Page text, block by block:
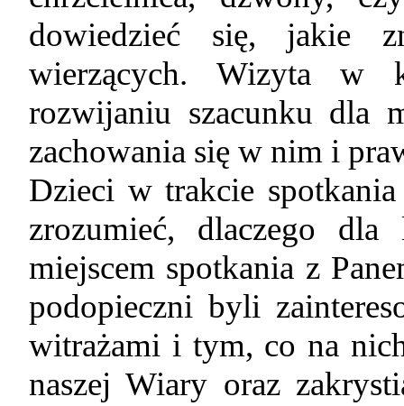
dowiedzieć się, jakie
wierzących. Wizyta w
rozwijaniu szacunku dla
zachowania się w nim i
Dzieci w trakcie
zrozumieć, dlaczego
miejscem spotkania z
podopieczni byli
witrażami i tym, co na
naszej Wiary oraz